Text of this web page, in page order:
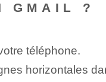
GMAIL ?
téléphone.
horizontales